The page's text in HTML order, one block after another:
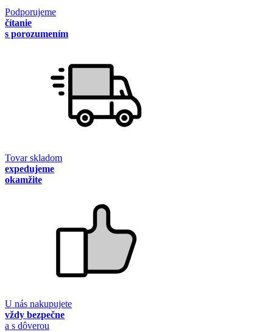
Podporujeme
čítanie
s porozumením
Tovar skladom
expedujeme
okamžite
U nás nakupujete
vždy bezpečne
a s dôverou